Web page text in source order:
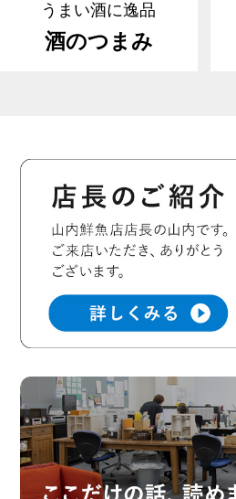
うまい酒に逸品
酒のつまみ